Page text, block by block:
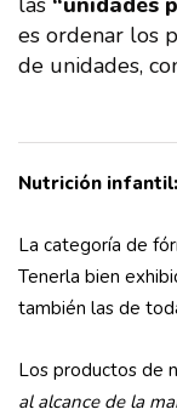
es ordenar los
de unidades,
Nutrición
La categoría de
Tenerla bien
también las de
Los productos de
al alcance de la